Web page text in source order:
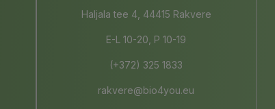
Haljala tee 4, 44415 Rakvere
E-L 10-20, P 10-19
(+372) 325 1833
rakvere@bio4you.eu